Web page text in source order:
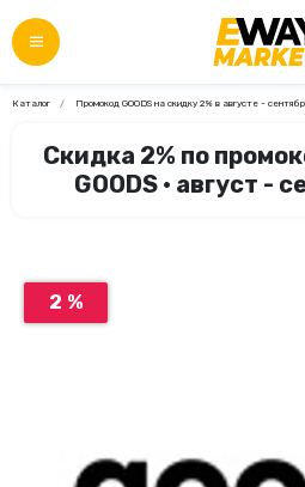
Каталог Промокод GOODS на скидку 2% в августе -
Скидка 2% по
GOODS • август -
2 %